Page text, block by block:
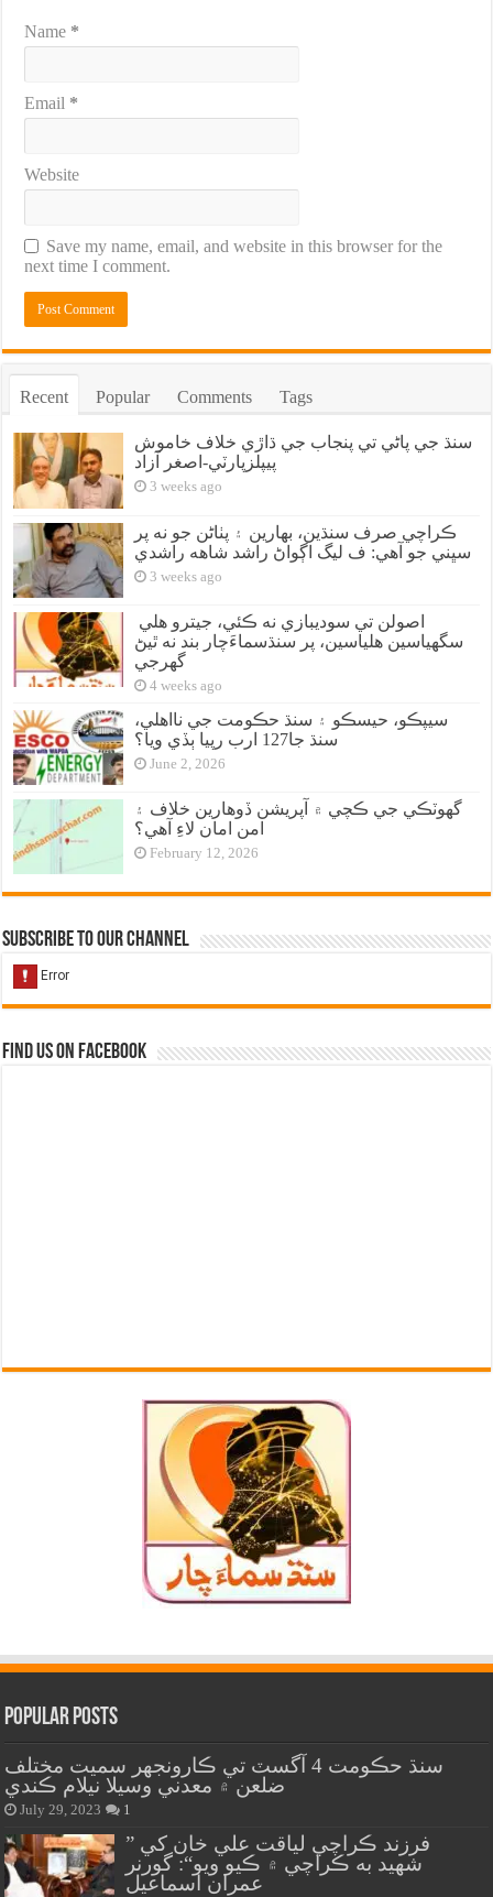
Name *
Email *
Website
Save my name, email, and website in this browser for the
next time I comment.
Recent Popular Comments Tags
سنڌ جي پاڻي تي پنجاب جي ڌاڙي خلاف خاموش
پيپلزپارٽي-اصغر آزاد
3 weeks ago
ڪراچي صرف سنڌين، بهارين ۽ پٺاڻن جو نه پر
سڀني جو آهي: ف ليگ اڳواڻ راشد شاهه راشدي
3 weeks ago
سگهياسين هلياسين، پر سنڌسماءَچار بند نه ٿيڻ
گهرجي
4 weeks ago
سيپڪو، حيسڪو ۽ سنڌ حڪومت جي نااهلي،
سنڌ جا127 ارب رپيا ٻڏي ويا؟
June 2, 2026
گهوٽڪي جي ڪچي ۾ آپريشن ڏوهارين خلاف ۽
امن امان لاءِ آهي؟
February 12, 2026
Subscribe to our Channel
Find us on Facebook
Popular Posts
سنڌ حڪومت 4 آگسٽ تي ڪارونجهر سميت مختلف
ضلعن ۾ معدني وسيلا نيلام ڪندي
July 29, 2023 1
” فرزند ڪراچي لياقت علي خان کي
شهيد به ڪراچي ۾ ڪيو ويو“: گورنر
عمران اسماعيل